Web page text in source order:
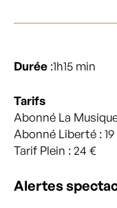
Durée :1h15 min
Tarifs
Abonné La
Abonné Liberté : 19
Tarif Plein : 24 €
Alertes